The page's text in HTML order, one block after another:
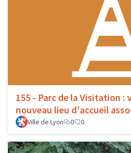
155 - Parc de la Visitation :
nouveau lieu d'accueil
Ville de Lyon
0 0